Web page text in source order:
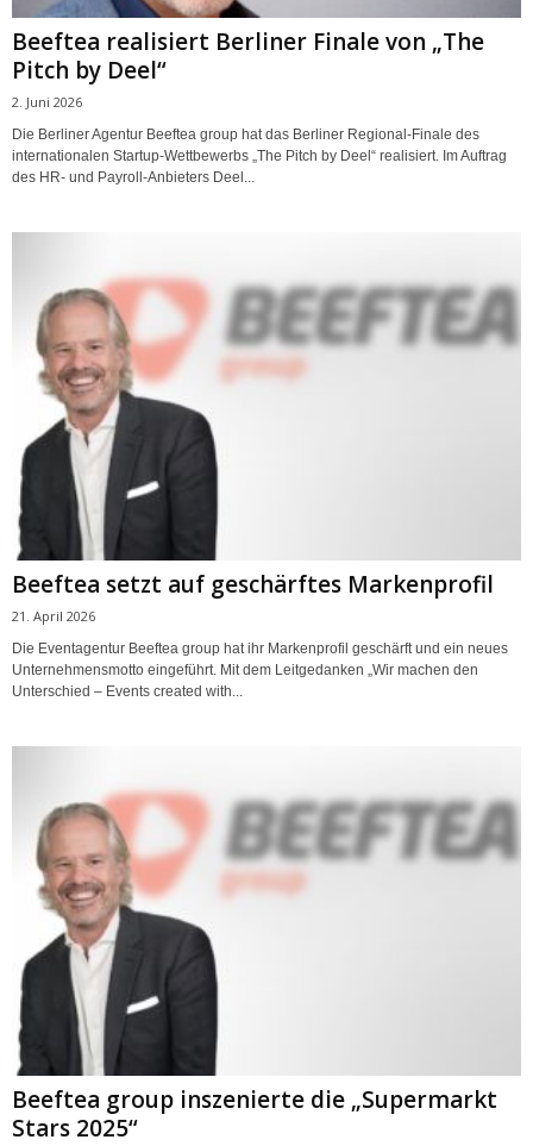
Beeftea realisiert Berliner Finale von „The
Pitch by Deel“
2. Juni 2026
Die Berliner Agentur Beeftea group hat das Berliner Regional-Finale des
internationalen Startup-Wettbewerbs „The Pitch by Deel“ realisiert. Im Auftrag
des HR- und Payroll-Anbieters Deel...
Beeftea setzt auf geschärftes Markenprofil
21. April 2026
Die Eventagentur Beeftea group hat ihr Markenprofil geschärft und ein neues
Unternehmensmotto eingeführt. Mit dem Leitgedanken „Wir machen den
Unterschied – Events created with...
Beeftea group inszenierte die „Supermarkt
Stars 2025“